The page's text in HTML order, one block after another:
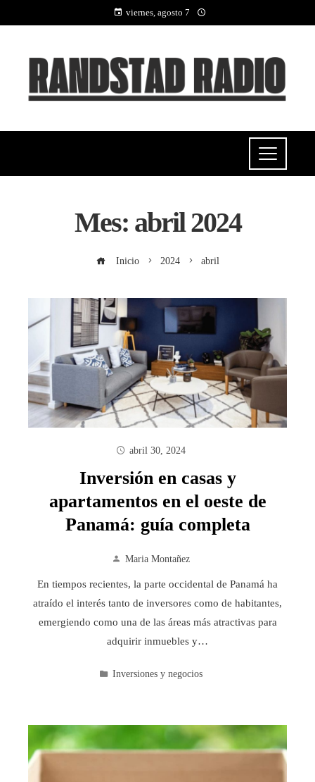
viernes, agosto 7
Mes: abril 2024
Inicio 2024 abril
abril 30, 2024
Inversión en casas y
apartamentos en el oeste de
Panamá: guía completa
Maria Montañez
En tiempos recientes, la parte occidental de Panamá ha
atraído el interés tanto de inversores como de habitantes,
emergiendo como una de las áreas más atractivas para
adquirir inmuebles y…
Inversiones y negocios